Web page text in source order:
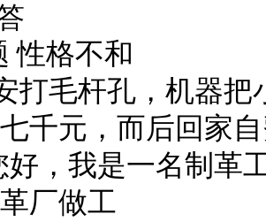
性格不和
打毛杆孔，机器
千元，而后回家
好，我是一名制革
厂做工